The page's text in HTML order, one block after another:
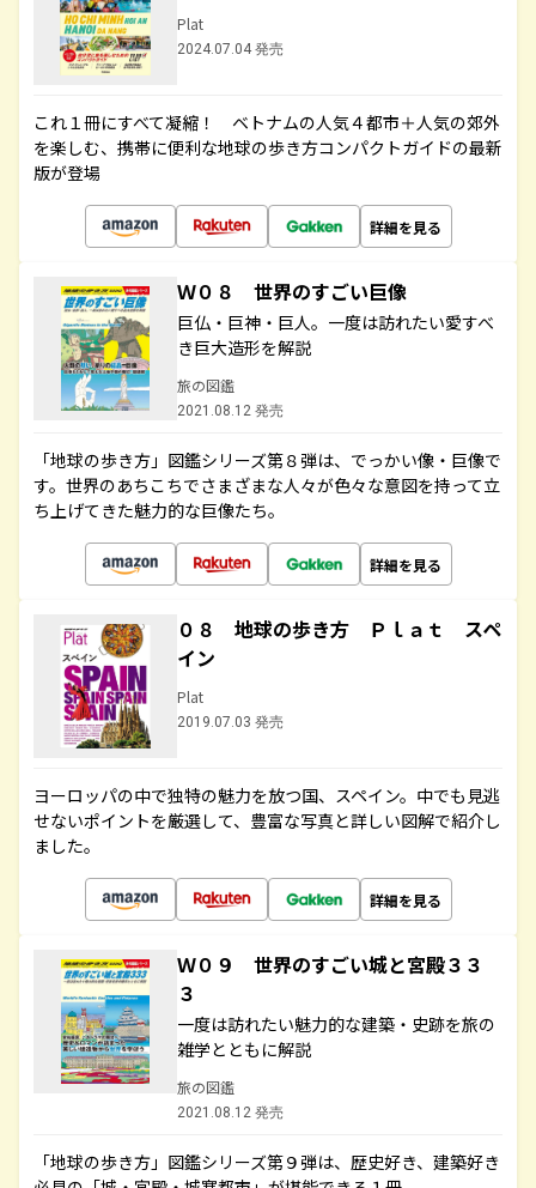
Plat
2024.07.04 発売
これ１冊にすべて凝縮！ ベトナムの人気４都市＋人気の郊外
を楽しむ、携帯に便利な地球の歩き方コンパクトガイドの最新
版が登場
詳細を見る
Ｗ０８ 世界のすごい巨像
巨仏・巨神・巨人。一度は訪れたい愛すべ
き巨大造形を解説
旅の図鑑
2021.08.12 発売
「地球の歩き方」図鑑シリーズ第８弾は、でっかい像・巨像で
す。世界のあちこちでさまざまな人々が色々な意図を持って立
ち上げてきた魅力的な巨像たち。
詳細を見る
０８ 地球の歩き方 Ｐｌａｔ スペ
イン
Plat
2019.07.03 発売
ヨーロッパの中で独特の魅力を放つ国、スペイン。中でも見逃
せないポイントを厳選して、豊富な写真と詳しい図解で紹介し
ました。
詳細を見る
Ｗ０９ 世界のすごい城と宮殿３３
３
一度は訪れたい魅力的な建築・史跡を旅の
雑学とともに解説
旅の図鑑
2021.08.12 発売
「地球の歩き方」図鑑シリーズ第９弾は、歴史好き、建築好き